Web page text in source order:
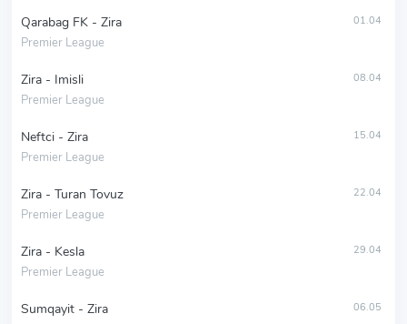
Qarabag FK - Zira
Premier League
01.04
Zira - Imisli
Premier League
08.04
Neftci - Zira
Premier League
15.04
Zira - Turan Tovuz
Premier League
22.04
Zira - Kesla
Premier League
29.04
Sumqayit - Zira 06.05